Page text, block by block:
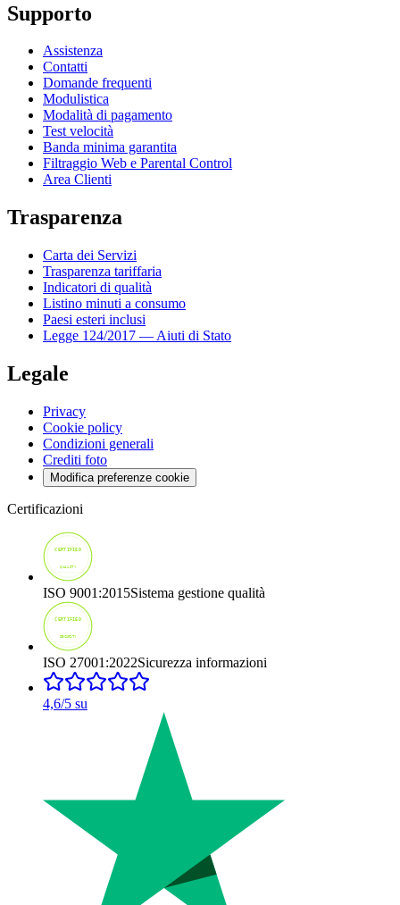
Supporto
Assistenza
Contatti
Domande frequenti
Modulistica
Modalità di pagamento
Test velocità
Banda minima garantita
Filtraggio Web e Parental Control
Area Clienti
Trasparenza
Carta dei Servizi
Trasparenza tariffaria
Indicatori di qualità
Listino minuti a consumo
Paesi esteri inclusi
Legge 124/2017 — Aiuti di Stato
Legale
Privacy
Cookie policy
Condizioni generali
Crediti foto
Modifica preferenze cookie
Certificazioni
ISO 9001:2015Sistema gestione qualità
ISO 27001:2022Sicurezza informazioni
4,6/5 su